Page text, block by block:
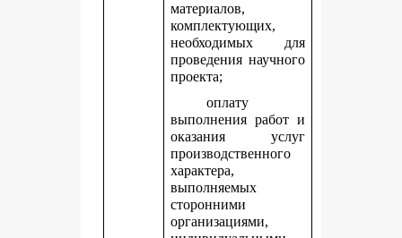
материалов,
комплектующих,
необходимых для
проведения научного
проекта;
оплату
выполнения работ и
оказания услуг
производственного
характера,
выполняемых
сторонними
организациями,